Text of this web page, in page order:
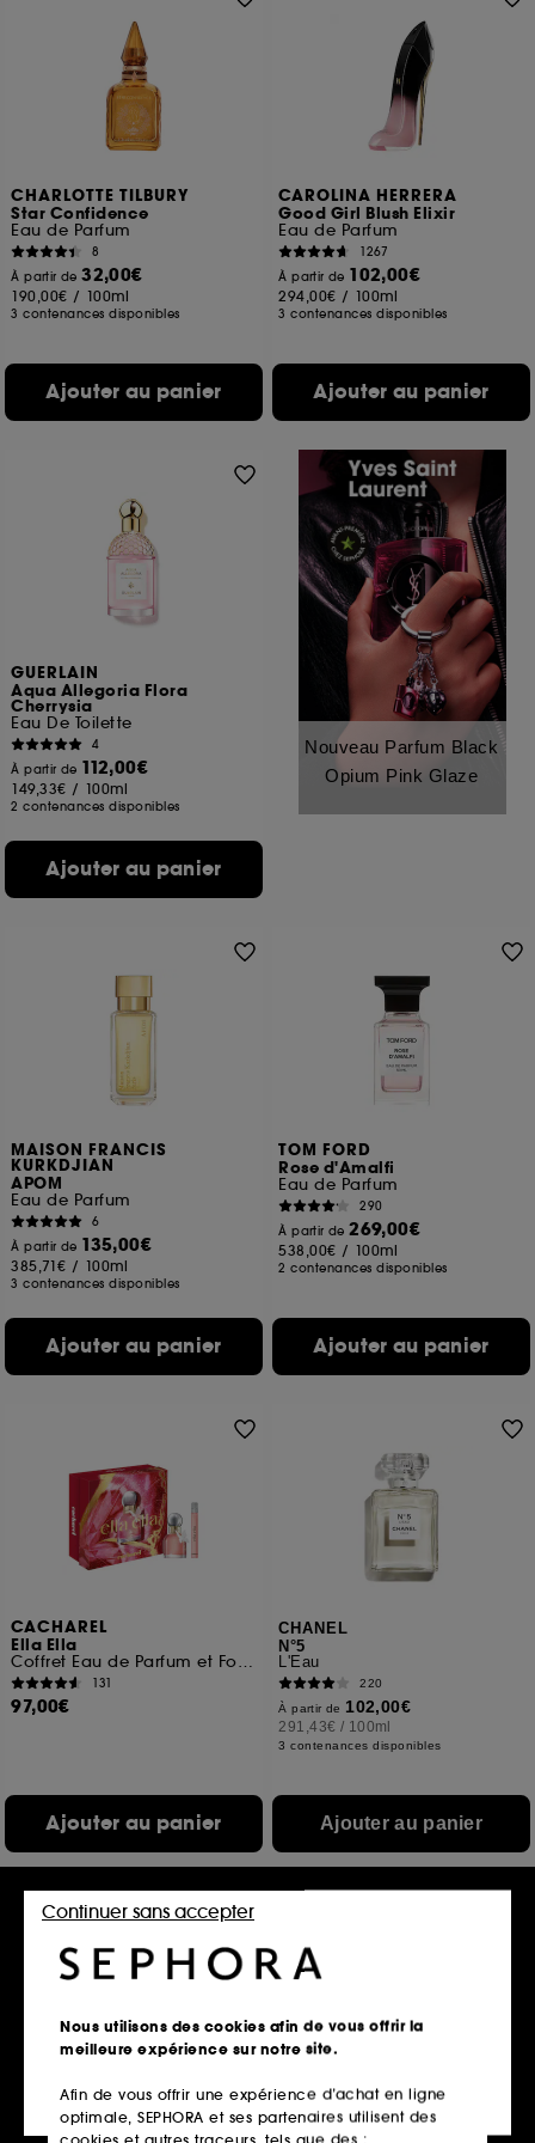
CHARLOTTE TILBURY
Star Confidence
Eau de Parfum
8
À partir de32,00€
190,00€ / 100ml
3 contenances disponibles
Ajouter au panier
CAROLINA HERRERA
Good Girl Blush Elixir
Eau de Parfum
1267
À partir de 102,00€
294,00€ / 100ml
3 contenances disponibles
Ajouter au panier
GUERLAIN
Aqua Allegoria Flora
Cherrysia
Eau De Toilette
4
À partir de 112,00€
149,33€ / 100ml
2 contenances disponibles
Ajouter au panier
Nouveau Parfum Black
Opium Pink Glaze
MAISON FRANCIS
KURKDJIAN
APOM
Eau de Parfum
6
À partir de 135,00€
385,71€ / 100ml
3 contenances disponibles
Ajouter au panier
TOM FORD
Rose d'Amalfi
Eau de Parfum
290
À partir de269,00€
538,00€ / 100ml
2 contenances disponibles
Ajouter au panier
CACHAREL
Ella Ella
Coffret Eau de Parfum et Format Voyage
131
97,00€
Ajouter au panier
CHANEL
N°5
L'Eau
220
À partir de 102,00€
291,43€ / 100ml
3 contenances disponibles
Ajouter au panier
GUERLAIN
Nahema
Eau de Parfum
LOLITA LEMPICKA
Mon Premier Parfum
Coffret Eau de Parfum
Nous utilisons des cookies afin de vous offrir la
meilleure expérience sur notre site.
Afin de vous offrir une expérience d’achat en ligne
optimale, SEPHORA et ses partenaires utilisent des
cookies et autres traceurs, tels que des :
Continuer sans accepter